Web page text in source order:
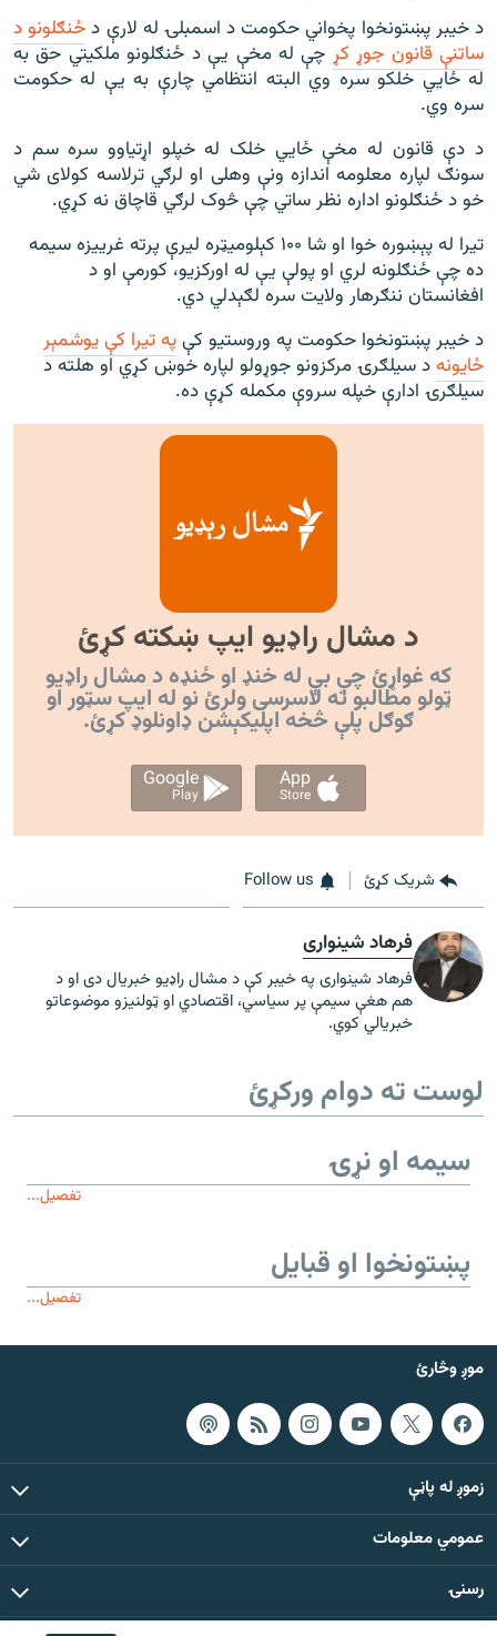
د خيبر پښتونخوا پخواني حکومت د اسمبلۍ له لارې دځنګلونو د
ساتنې قانون جوړ کړ چې له مخې يې د ځنګلونو ملکیتي حق به
له ځايي خلکو سره وي البته انتظامي چارې به يې له حکومت
سره وي.
د دې قانون له مخې ځايي خلک له خپلو اړتياوو سره سم د
سونګ لپاره معلومه اندازه ونې وهلی او لرګي ترلاسه کولای شي
خو د ځنګلونو اداره نظر ساتي چې څوک لرګي قاچاق نه کړي.
تیرا له پېښوره خوا او شا ۱۰۰ کېلومیټره ليرې پرته غرییزه سیمه
ده چې ځنګلونه لري او پولې یې له اورکزیو، کورمې او د
افغانستان ننګرهار ولایت سره لګېدلي دي.
د خیبر پښتونخوا حکومت په وروستيو کېپه تیرا کې یوشمېر
ځایونهد سیلګرۍ مرکزونو جوړولو لپاره خوښ کړي او هلته د
سیلګرۍ ادارې خپله سروې مکمله کړې ده.
د مشال راډیو ایپ ښکته کړئ
که غواړئ چې بې له خنډ او ځنډه د مشال راډیو
ټولو مطالبو ته لاسرسی ولرئ نو له ایپ سټور او
ګوګل پلې څخه اپليکېشن ډاونلوډ کړئ.
App
Store
Google
Play
شریک کړئ Follow us
فرهاد شینواری
فرهاد شینواری په خیبر کې د مشال راډیو خبریال دی او د
هم هغې سیمې پر سیاسي، اقتصادي او ټولنیزو موضوعاتو
خبریالي کوي.
لوست ته دوام ورکړئ
سیمه او نړۍ
تفصیل...
پښتونخوا او قبایل
تفصیل...
موږ وڅارئ
زموږ له پاڼې
عمومي معلومات
رسنۍ